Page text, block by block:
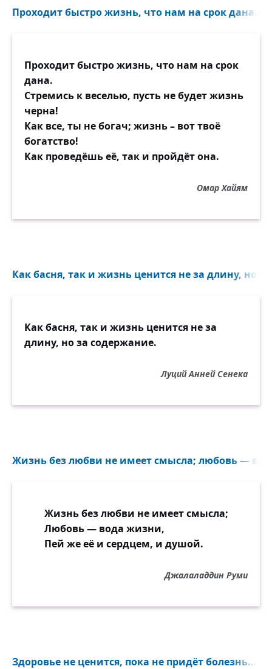
Проходит быстро жизнь, что нам на срок дана...
Проходит быстро жизнь, что нам на срок
дана.
Стремись к веселью, пусть не будет жизнь
черна!
Как все, ты не богач; жизнь – вот твоё
богатство!
Как проведёшь её, так и пройдёт она.
Омар Хайям
Как басня, так и жизнь ценится не за длину, но
Как басня, так и жизнь ценится не за
длину, но за содержание.
Луций Анней Сенека
Жизнь без любви не имеет смысла; любовь —
Жизнь без любви не имеет смысла;
Любовь — вода жизни,
Пей же её и сердцем, и душой.
Джалаладдин Руми
Здоровье не ценится, пока не придёт болезнь...